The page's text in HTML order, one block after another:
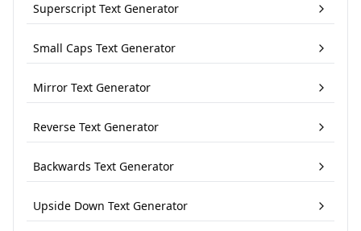
Superscript Text Generator
Small Caps Text Generator
Mirror Text Generator
Reverse Text Generator
Backwards Text Generator
Upside Down Text Generator